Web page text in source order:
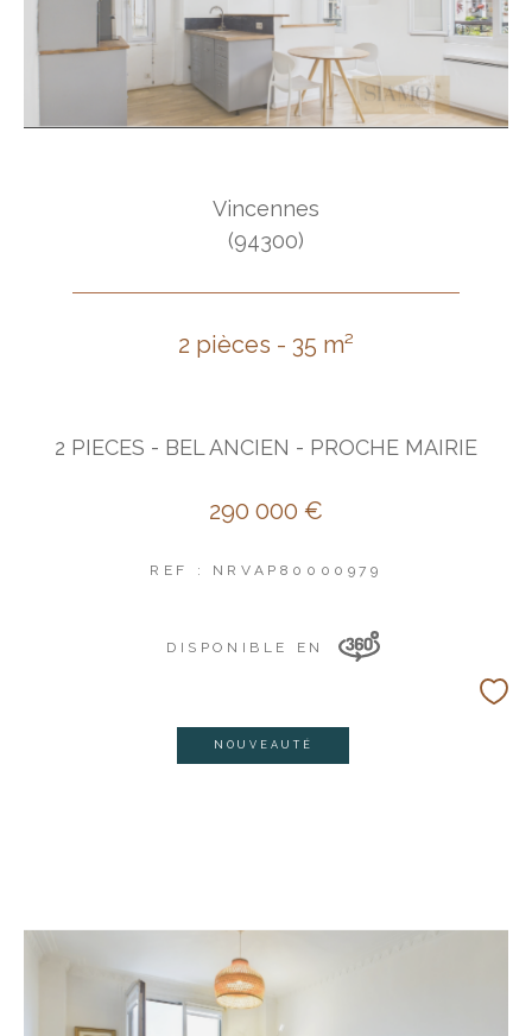
Vincennes
(94300)
2 pièces - 35 m²
2 PIECES - BEL ANCIEN - PROCHE MAIRIE
290 000 €
REF : NRVAP80000979
DISPONIBLE EN
NOUVEAUTÉ